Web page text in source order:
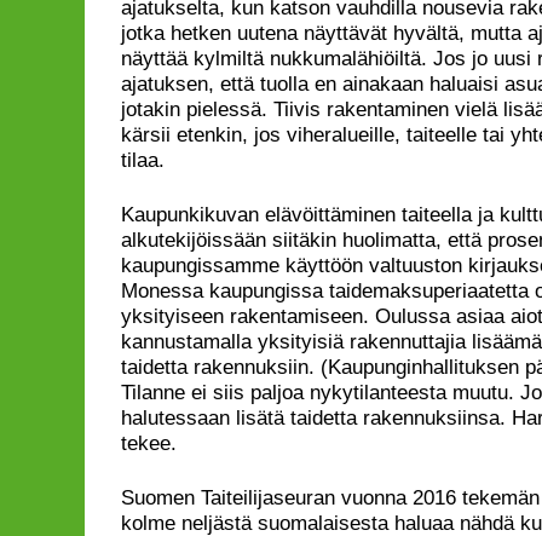
ajatukselta, kun katson vauhdilla nousevia
jotka hetken uutena näyttävät hyvältä, mutta
näyttää kylmiltä nukkumalähiöiltä. Jos jo uusi
ajatuksen, että tuolla en ainakaan haluaisi
jotakin pielessä. Tiivis rakentaminen vielä
kärsii etenkin, jos viheralueille, taiteelle tai
tilaa.
Kaupunkikuvan elävöittäminen taiteella ja
alkutekijöissään siitäkin huolimatta, että
kaupungissamme käyttöön valtuuston
Monessa kaupungissa taidemaksuperiaatetta
yksityiseen rakentamiseen. Oulussa asiaa
kannustamalla yksityisiä rakennuttajia
taidetta rakennuksiin. (Kaupunginhallituksen
Tilanne ei siis paljoa nykytilanteesta muutu.
halutessaan lisätä taidetta rakennuksiinsa.
tekee.
Suomen Taiteilijaseuran vuonna 2016
kolme neljästä suomalaisesta haluaa nähdä